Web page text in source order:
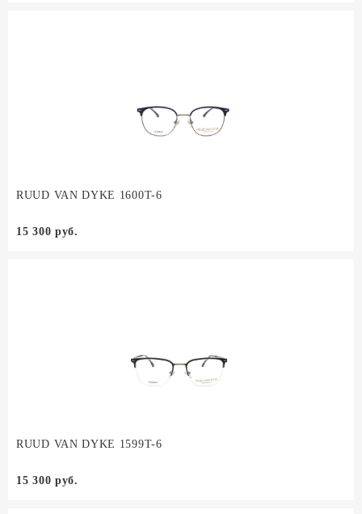
RUUD VAN DYKE 1600T-6
15 300 руб.
RUUD VAN DYKE 1599T-6
15 300 руб.